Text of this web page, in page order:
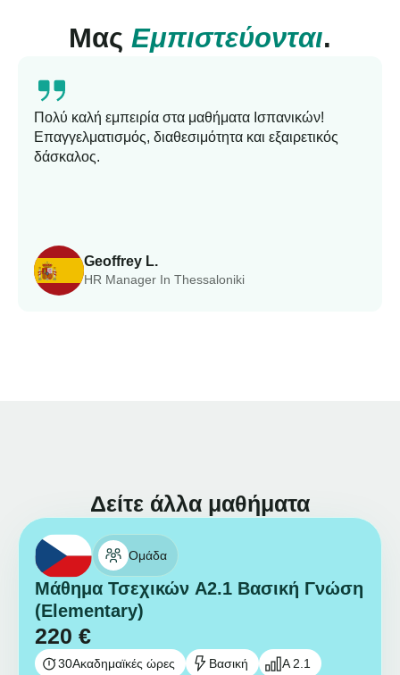
Μας Εμπιστεύονται.
Geoffrey L.
HR Manager In Thessaloniki
Πολύ καλή εμπειρία στα μαθήματα Ισπανικών!
Επαγγελματισμός, διαθεσιμότητα και εξαιρετικός
δάσκαλος.
Δείτε άλλα μαθήματα
Ομάδα
Μάθημα Τσεχικών A2.1 Βασική Γνώση
(Elementary)
220 €
30Ακαδημαϊκές ώρες Βασική
A 2.1